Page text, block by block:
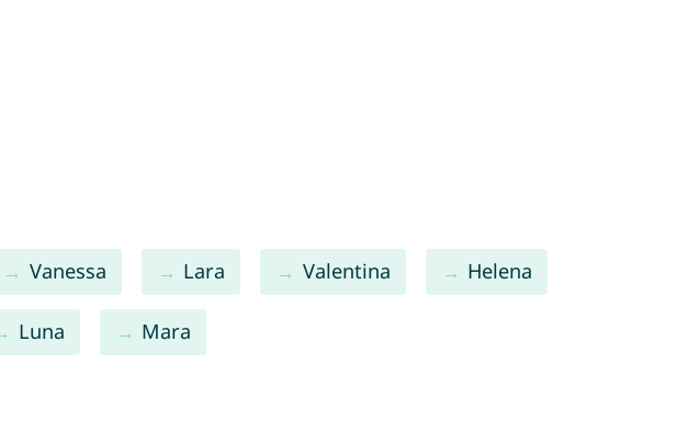
Vanessa Lara Valentina Helena
Luna Mara